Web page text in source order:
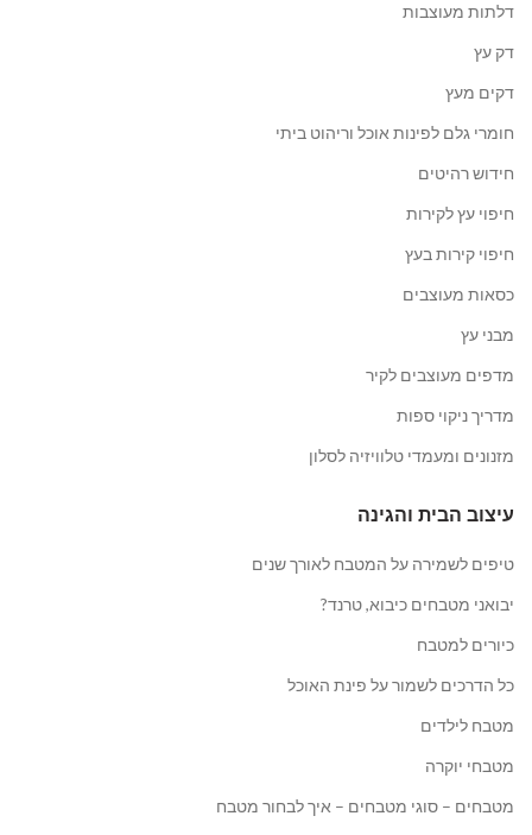
דלתות מעוצבות
דק עץ
דקים מעץ
חומרי גלם לפינות אוכל וריהוט ביתי
חידוש רהיטים
חיפוי עץ לקירות
חיפוי קירות בעץ
כסאות מעוצבים
מבני עץ
מדפים מעוצבים לקיר
מדריך ניקוי ספות
מזנונים ומעמדי טלוויזיה לסלון
עיצוב הבית והגינה
טיפים לשמירה על המטבח לאורך שנים
יבואני מטבחים כיבוא, טרנד?
כיורים למטבח
כל הדרכים לשמור על פינת האוכל
מטבח לילדים
מטבחי יוקרה
מטבחים – סוגי מטבחים – איך לבחור מטבח